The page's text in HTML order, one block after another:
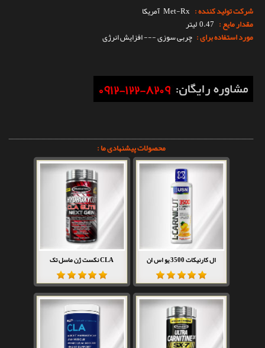
شرکت تولید کننده : Met-Rx آمریکا
مقدار مایع : 0.47 لیتر
مورد استفاده برای : چربی سوزی --- افزایش انرژی
محصولات پیشنهادی ما :
ال کارنیکات 3500 یو اس ان CLA نکست ژن ماسل تک